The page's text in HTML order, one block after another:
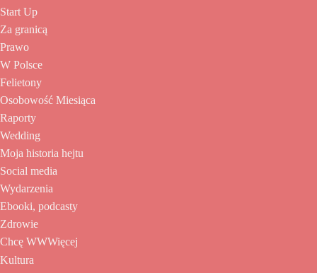
Start Up
Za granicą
Prawo
W Polsce
Felietony
Osobowość Miesiąca
Raporty
Wedding
Moja historia hejtu
Social media
Wydarzenia
Ebooki, podcasty
Zdrowie
Chcę WWWięcej
Kultura